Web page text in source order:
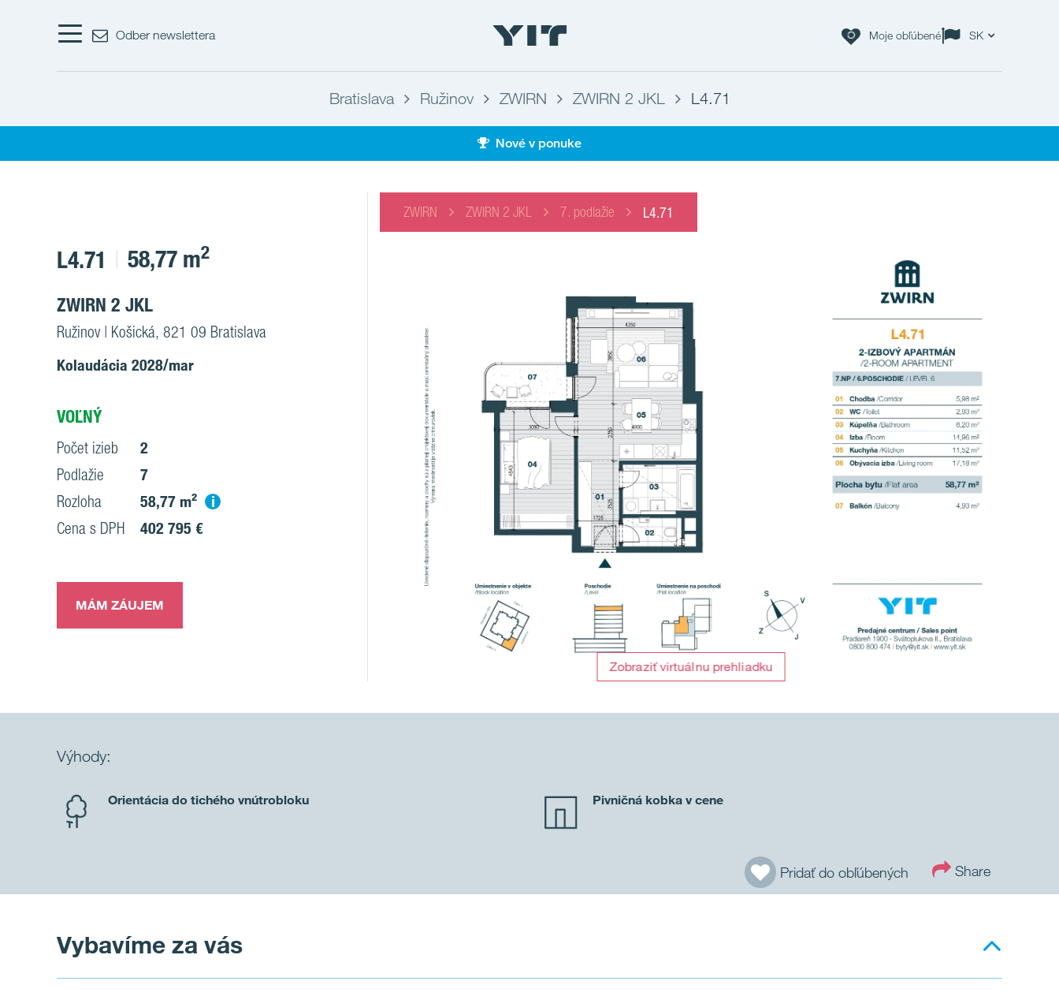
Odber newslettera Moje obľúbené SK
Bratislava Ružinov ZWIRN ZWIRN 2 JKL L4.71
Nové v ponuke
ZWIRN ZWIRN 2 JKL 7. podlažie L4.71
Zobraziť virtuálnu prehliadku
L4.71 58,77 m2
ZWIRN 2 JKL
Ružinov | Košická, 821 09 Bratislava
Kolaudácia 2028/mar
VOĽNÝ
Počet izieb
2
Podlažie
7
Rozloha
58,77 m² i
Cena s DPH 402 795 €
MÁM ZÁUJEM
Výhody:
Orientácia do tichého vnútrobloku Pivničná kobka v cene
Pridať do obľúbených Share
Vybavíme za vás